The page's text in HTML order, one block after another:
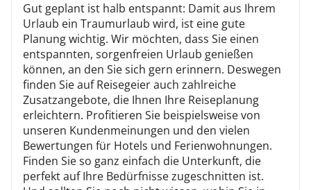
Gut geplant ist halb entspannt: Damit aus Ihrem
Urlaub ein Traumurlaub wird, ist eine gute
Planung wichtig. Wir möchten, dass Sie einen
entspannten, sorgenfreien Urlaub genießen
können, an den Sie sich gern erinnern. Deswegen
finden Sie auf Reisegeier auch zahlreiche
Zusatzangebote, die Ihnen Ihre Reiseplanung
erleichtern. Profitieren Sie beispielsweise von
unseren Kundenmeinungen und den vielen
Bewertungen für Hotels und Ferienwohnungen.
Finden Sie so ganz einfach die Unterkunft, die
perfekt auf Ihre Bedürfnisse zugeschnitten ist.